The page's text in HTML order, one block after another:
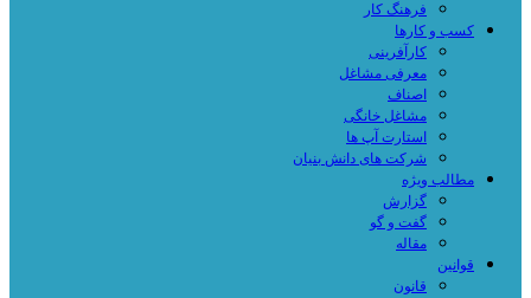
فرهنگ کار
کسب و کارها
کارآفرینی
معرفی مشاغل
اصناف
مشاغل خانگی
استارت آپ ها
شرکت های دانش بنیان
مطالب ویژه
گزارش
گفت و گو
مقاله
قوانین
قانون